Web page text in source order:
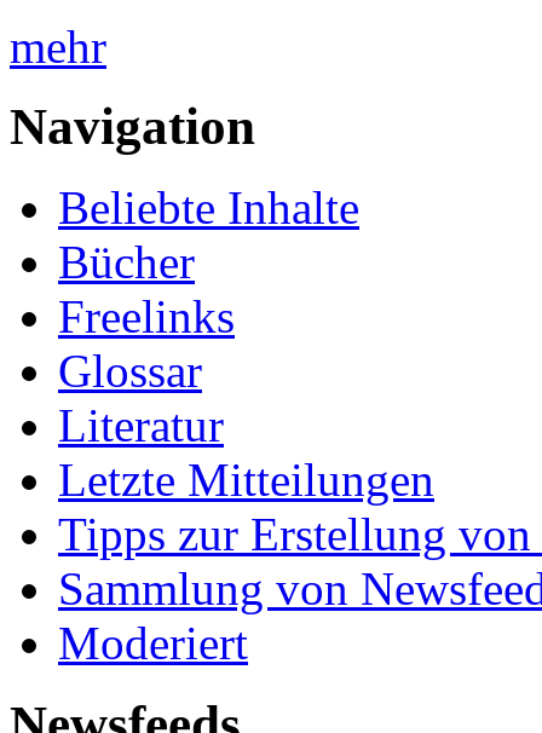
mehr
Navigation
Beliebte Inhalte
Bücher
Freelinks
Glossar
Literatur
Letzte Mitteilungen
Tipps zur Erstellung
Sammlung von
Moderiert